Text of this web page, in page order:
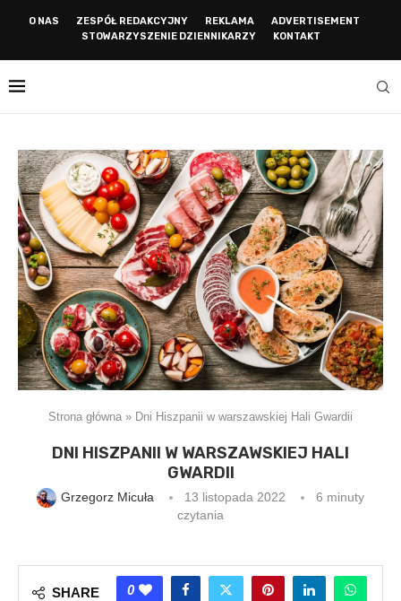
O NAS ZESPÓŁ REDAKCYJNY REKLAMA
ADVERTISEMENT
STOWARZYSZENIE DZIENNIKARZY
KONTAKT
Strona główna » Dni Hiszpanii w warszawskiej Hali Gwardii
DNI HISZPANII W WARSZAWSKIEJ HALI
GWARDII
Grzegorz Micuła 13 listopada 2022
6 minuty
czytania
SHARE 0